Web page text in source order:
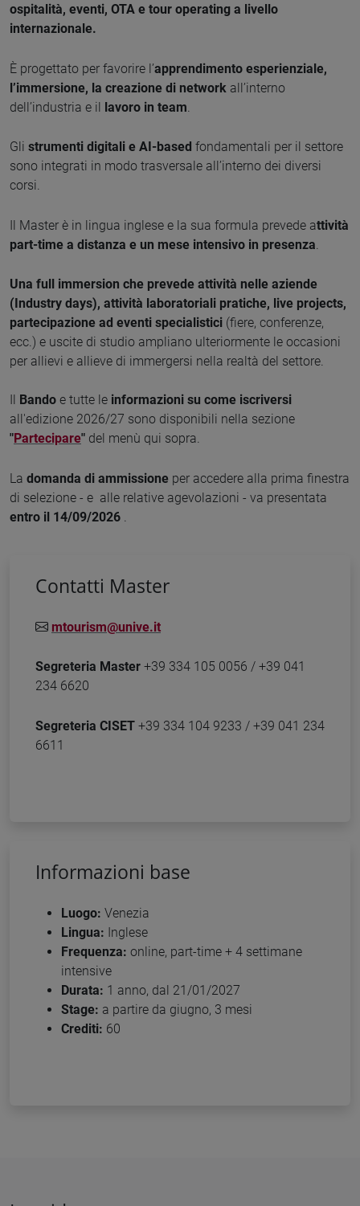
ospitalità, eventi, OTA e tour operating a livello
internazionale.
È progettato per favorire l’apprendimento esperienziale,
l’immersione, la creazione di network all’interno
dell’industria e il lavoro in team
Gli strumenti digitali e AI-based fondamentali per il settore
sono integrati in modo trasversale all’interno dei diversi
corsi.
Il Master è in lingua inglese e la sua formula prevede attività
part-time a distanza e un mese intensivo in presenza
Una full immersion che prevede attività nelle aziende
(Industry days), attività laboratoriali pratiche, live projects,
partecipazione ad eventi specialistici (fiere, conferenze,
ecc.) e uscite di studio ampliano ulteriormente le occasioni
per allievi e allieve di immergersi nella realtà del settore.
Bando e tutte le informazioni su come iscriversi
all'edizione 2026/27 sono disponibili nella sezione
"Partecipare" del menù qui sopra.
La domanda di ammissione per accedere alla prima finestra
di selezione - e alle relative agevolazioni - va presentata
entro il 14/09/2026 .
Contatti Master
mtourism@unive.it
Segreteria Master +39 334 105 0056 / +39 041
234 6620
Segreteria CISET +39 334 104 9233 / +39 041 234
6611
Informazioni base
Luogo: Venezia
Lingua: Inglese
Frequenza: online, part-time + 4 settimane
intensive
Durata: 1 anno, dal 21/01/2027
Stage: a partire da giugno, 3 mesi
Crediti: 60